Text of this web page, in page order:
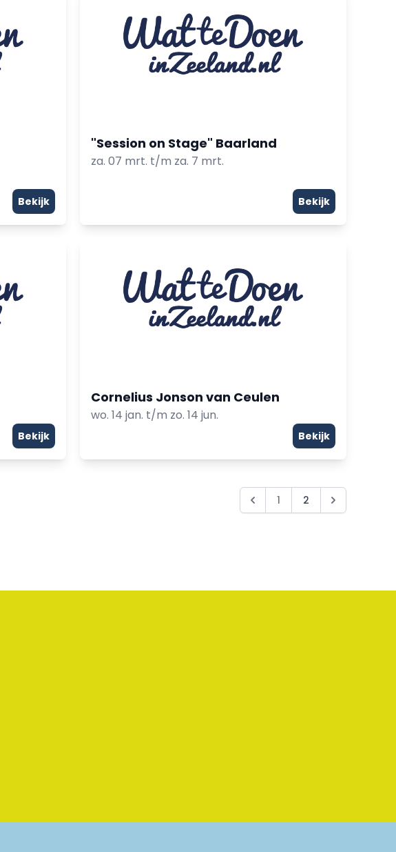
Bekijk
"Session on Stage" Baarland
za. 07 mrt. t/m za. 7 mrt.
Bekijk
Bekijk
Cornelius Jonson van Ceulen
wo. 14 jan. t/m zo. 14 jun.
Bekijk
1 2